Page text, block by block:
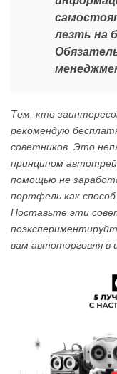
лезть на
Тем, кто
рекомендую
советников. Это
принципом
помощью не
портфель как способ
Поставьте эти
вам автоторговля в